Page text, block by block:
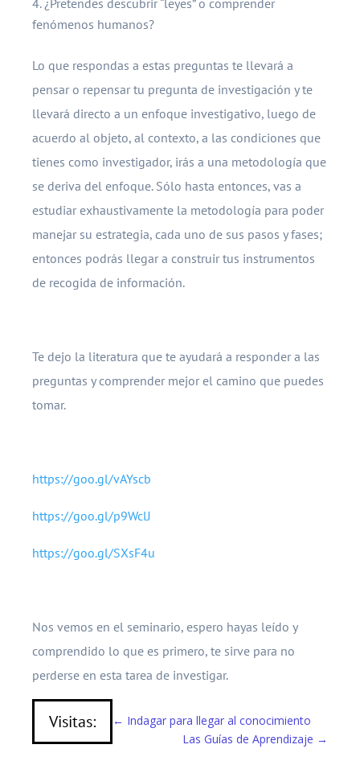
¿Pretendes descubrir “leyes” o comprender
fenómenos humanos?
Lo que respondas a estas preguntas te llevará a
pensar o repensar tu pregunta de investigación y te
llevará directo a un enfoque investigativo, luego de
acuerdo al objeto, al contexto, a las condiciones que
tienes como investigador, irás a una metodología que
se deriva del enfoque. Sólo hasta entonces, vas a
estudiar exhaustivamente la metodología para poder
manejar su estrategia, cada uno de sus pasos y fases;
entonces podrás llegar a construir tus instrumentos
de recogida de información.
Te dejo la literatura que te ayudará a responder a las
preguntas y comprender mejor el camino que puedes
tomar.
https://goo.gl/vAYscb
https://goo.gl/p9WclJ
https://goo.gl/SXsF4u
Nos vemos en el seminario, espero hayas leído y
comprendido lo que es primero, te sirve para no
perderse en esta tarea de investigar.
Visitas: ← Indagar para llegar al conocimiento
Las Guías de Aprendizaje →